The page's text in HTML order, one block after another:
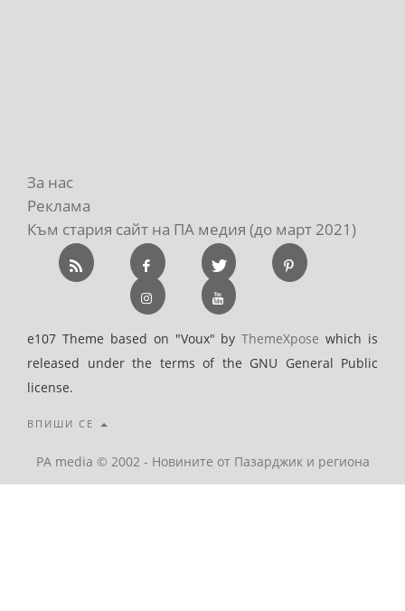
За нас
Реклама
Към стария сайт на ПА медия (до март 2021)
e107 Theme based on "Voux" byThemeXpose which is
released under the terms of the GNU General Public
license.
ВПИШИ СЕ
PA media © 2002 - Новините от Пазарджик и региона